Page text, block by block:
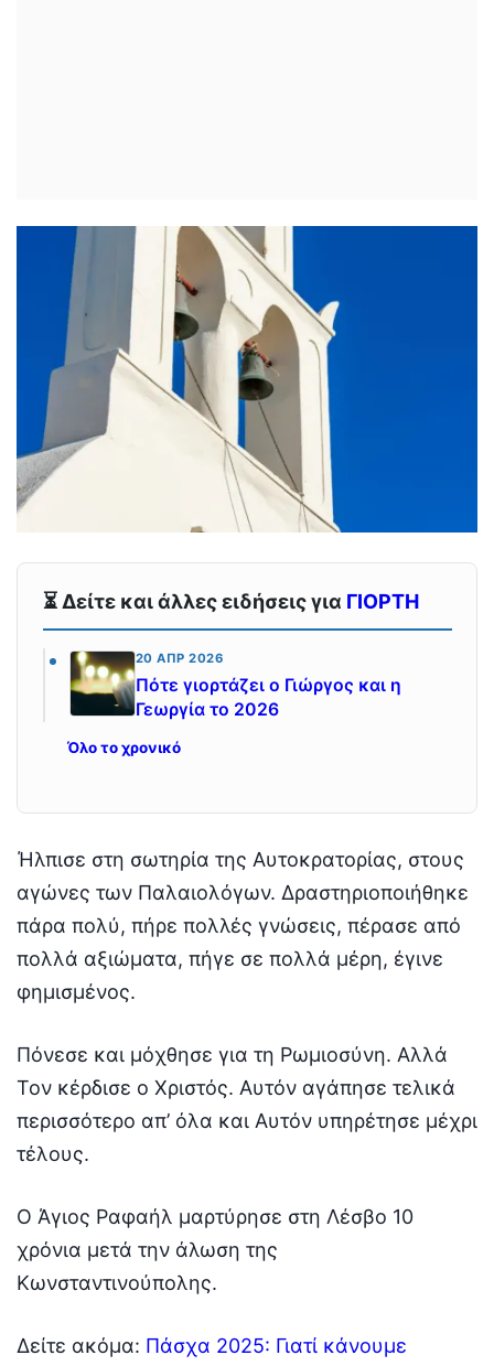
⏳ Δείτε και άλλες ειδήσεις για ΓΙΟΡΤΗ
20 ΑΠΡ 2026
Πότε γιορτάζει ο Γιώργος και η
Γεωργία το 2026
Όλο το χρονικό
Ήλπισε στη σωτηρία της Αυτοκρατορίας, στους
αγώνες των Παλαιολόγων. Δραστηριοποιήθηκε
πάρα πολύ, πήρε πολλές γνώσεις, πέρασε από
πολλά αξιώματα, πήγε σε πολλά μέρη, έγινε
φημισμένος.
Πόνεσε και μόχθησε για τη Ρωμιοσύνη. Αλλά
Τον κέρδισε ο Χριστός. Αυτόν αγάπησε τελικά
περισσότερο απ’ όλα και Αυτόν υπηρέτησε μέχρι
τέλους.
Ο Άγιος Ραφαήλ μαρτύρησε στη Λέσβο 10
χρόνια μετά την άλωση της
Κωνσταντινούπολης.
Δείτε ακόμα: Πάσχα 2025: Γιατί κάνουμε